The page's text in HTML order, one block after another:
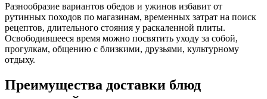
Разнообразие вариантов обедов и ужинов избавит от
рутинных походов по магазинам, временных затрат на поиск
рецептов, длительного стояния у раскаленной плиты.
Освободившееся время можно посвятить уходу за собой,
прогулкам, общению с близкими, друзьями, культурному
отдыху.
Преимущества доставки блюд